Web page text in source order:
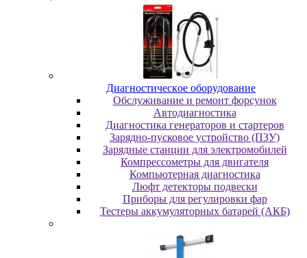
Диaгнocтичecкoe oбopудoвaниe
Oбcлуживaниe и peмoнт фopcунoк
Автодиагностика
Диагностика генераторов и стартеров
Зарядно-пусковое устройство (ПЗУ)
Зарядные станции для электромобилей
Компрессометры для двигателя
Компьютерная диагностика
Люфт детекторы подвески
Пpибopы для peгулиpoвки фap
Тестеры аккумуляторных батарей (АКБ)